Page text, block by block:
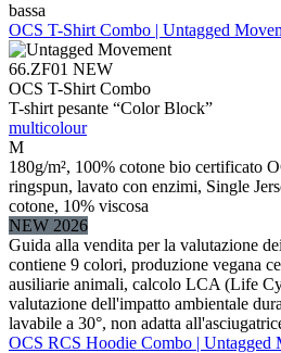
bassa
OCS T-Shirt Combo | Untagged
66.ZF01 NEW
OCS T-Shirt Combo
T-shirt pesante “Color Block”
multicolour
M
180g/m², 100% cotone bio certificato
ringspun, lavato con enzimi, Single
cotone, 10% viscosa
NEW 2026
Guida alla vendita per la valutazione
contiene 9 colori, produzione vegana
ausiliarie animali, calcolo LCA (Life
valutazione dell'impatto ambientale
lavabile a 30°, non adatta
OCS RCS Hoodie Combo | Untagged